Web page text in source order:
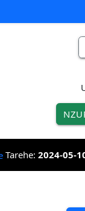
Tarehe: 2024-05-